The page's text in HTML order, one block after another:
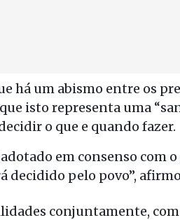
há um abismo entre os
isto representa uma
o que e quando fazer.
em consenso com
decidido pelo povo”,
conjuntamente,